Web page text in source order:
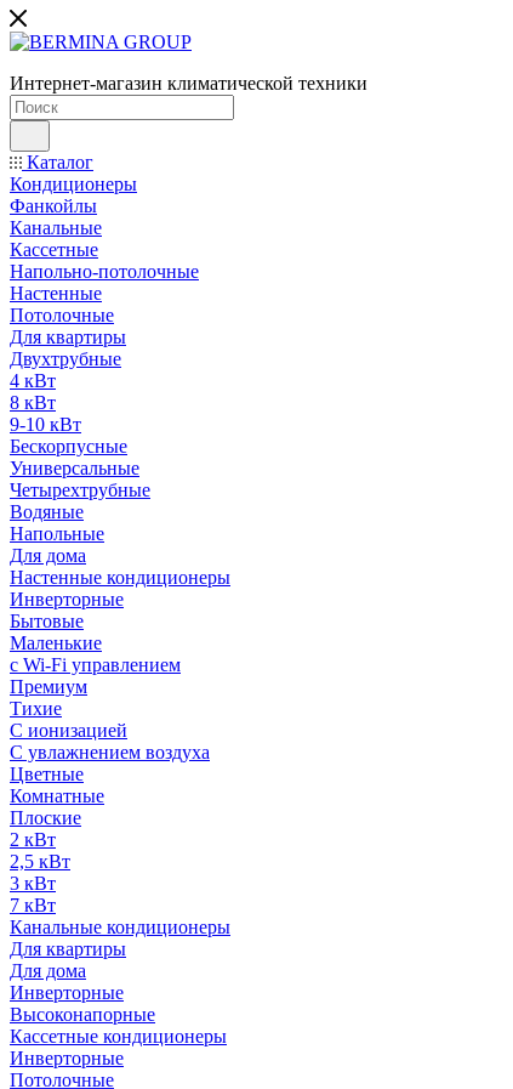
Интернет-магазин климатической техники
Каталог
Кондиционеры
Фанкойлы
Канальные
Кассетные
Напольно-потолочные
Настенные
Потолочные
Для квартиры
Двухтрубные
4 кВт
8 кВт
9-10 кВт
Бескорпусные
Универсальные
Четырехтрубные
Водяные
Напольные
Для дома
Настенные кондиционеры
Инверторные
Бытовые
Маленькие
с Wi-Fi управлением
Премиум
Тихие
С ионизацией
С увлажнением воздуха
Цветные
Комнатные
Плоские
2 кВт
2,5 кВт
3 кВт
7 кВт
Канальные кондиционеры
Для квартиры
Для дома
Инверторные
Высоконапорные
Кассетные кондиционеры
Инверторные
Потолочные